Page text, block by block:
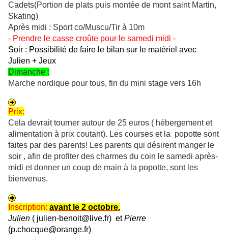
Cadets(Portion de plats puis montée de mont saint Martin,
Skating)
Après midi : Sport co/Muscu/Tir à 10m
- Prendre le casse croûte pour le samedi midi -
Soir : Possibilité de faire le bilan sur le matériel avec
Julien + Jeux
Dimanche :
Marche nordique pour tous, fin du mini stage vers 16h
Prix:
Cela devrait tourner autour de 25 euros ( hébergement et
alimentation à prix coutant). Les courses et la popotte sont
faites par des parents! Les parents qui désirent manger le
soir , afin de profiter des charmes du coin le samedi après-
midi et donner un coup de main à la popotte, sont les
bienvenus.
Inscription: avant le 2 octobre.
Julien ( julien-benoit@live.fr) et Pierre
(p.chocque@orange.fr)